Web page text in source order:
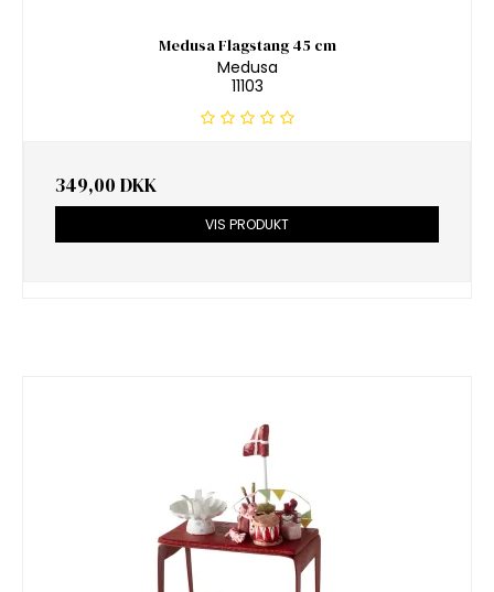
Medusa Flagstang 45 cm
Medusa
11103
349,00 DKK
VIS PRODUKT